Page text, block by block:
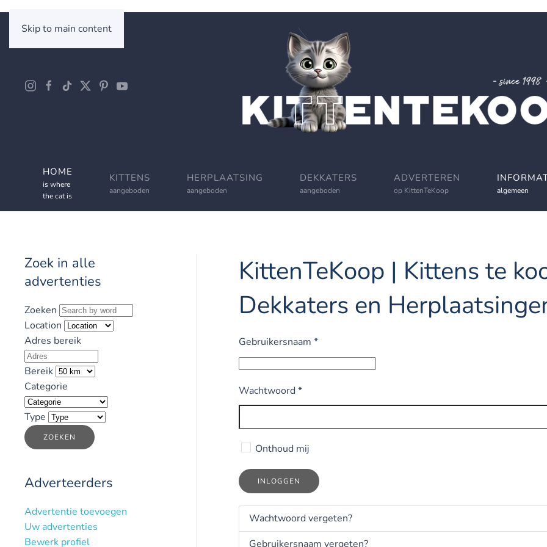
Skip to main content
HOME
is where
the cat is
KITTENS
aangeboden
HERPLAATSING
aangeboden
DEKKATERS
aangeboden
ADVERTEREN
op KittenTeKoop algemeen
KittenTeKoop | Kittens te
Dekkaters en
Gebruikersnaam *
Wachtwoord *
Onthoud mij
INLOGGEN
Wachtwoord vergeten?
Gebruikersnaam vergeten?
Zoek in alle
advertenties
Zoeken
Location
Adres bereik
Bereik
Categorie
Type
ZOEKEN
Adverteerders
Advertentie toevoegen
Uw advertenties
Bewerk profiel